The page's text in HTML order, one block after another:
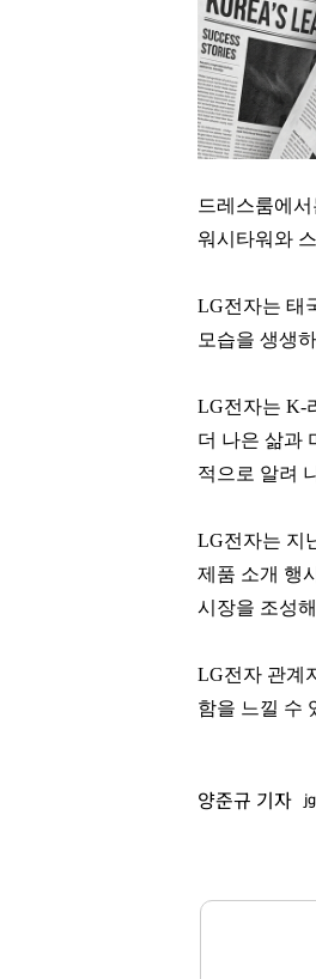
김재철
[관련 기
동원그룹
팬클럽 참
드레스룸에
워시타워와
LG전자는 태
모습을 생생
LG전자는 K-
더 나은 삶과
적으로 알려
LG전자는 지
제품 소개 행
시장을 조성
LG전자 관계
함을 느낄 수
양준규 기자